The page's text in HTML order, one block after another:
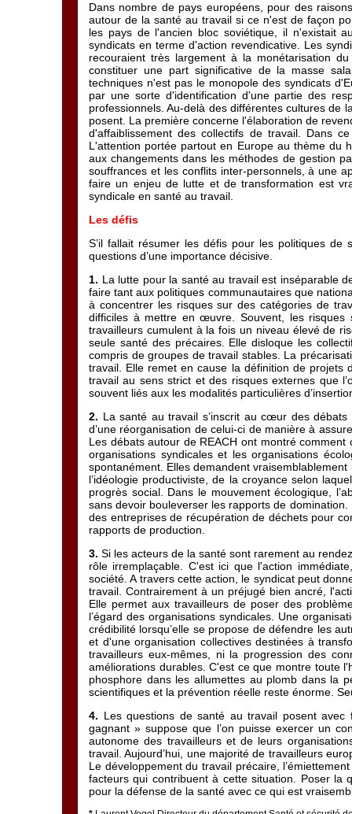
Dans nombre de pays européens, pour des
autour de la santé au travail si ce n'est de façon
les pays de l'ancien bloc soviétique, il n'existait
syndicats en terme d'action revendicative. Les
recouraient très largement à la monétarisation
constituer une part significative de la masse
techniques n'est pas le monopole des syndicats
par une sorte d'identification d'une partie des
professionnels. Au-delà des différentes cultures de
posent. La première concerne l'élaboration de
d'affaiblissement des collectifs de travail. Dans
L'attention portée partout en Europe au thème du
aux changements dans les méthodes de gestion
souffrances et les conflits inter-personnels, à une
faire un enjeu de lutte et de transformation est
syndicale en santé au travail.
Les défis
S’il fallait résumer les défis pour les politiques
questions d’une importance décisive.
1. La lutte pour la santé au travail est inséparable
faire tant aux politiques communautaires que
à concentrer les risques sur des catégories de
difficiles à mettre en œuvre. Souvent, les risques
travailleurs cumulent à la fois un niveau élevé de
seule santé des précaires. Elle disloque les
compris de groupes de travail stables. La
travail. Elle remet en cause la définition de projets
travail au sens strict et des risques externes que
souvent liés aux les modalités particulières
2. La santé au travail s’inscrit au cœur des
d’une réorganisation de celui-ci de manière à
Les débats autour de REACH ont montré
organisations syndicales et les organisations
spontanément. Elles demandent
l’idéologie productiviste, de la croyance selon
progrès social. Dans le mouvement écologique,
sans devoir bouleverser les rapports de
des entreprises de récupération de déchets pour
rapports de production.
3. Si les acteurs de la santé sont rarement au
rôle irremplaçable. C'est ici que l'action
société. A travers cette action, le syndicat peut
travail. Contrairement à un préjugé bien ancré,
Elle permet aux travailleurs de poser des
l’égard des organisations syndicales. Une
crédibilité lorsqu’elle se propose de défendre les
et d'une organisation collectives destinées à
travailleurs eux-mêmes, ni la progression des
améliorations durables. C'est ce que montre toute
phosphore dans les allumettes au plomb dans la
scientifiques et la prévention réelle reste énorme.
4. Les questions de santé au travail posent
gagnant » suppose que l’on puisse exercer un
autonome des travailleurs et de leurs
travail. Aujourd’hui, une majorité de travailleurs
Le développement du travail précaire,
facteurs qui contribuent à cette situation. Poser la
pour la défense de la santé avec ce qui est